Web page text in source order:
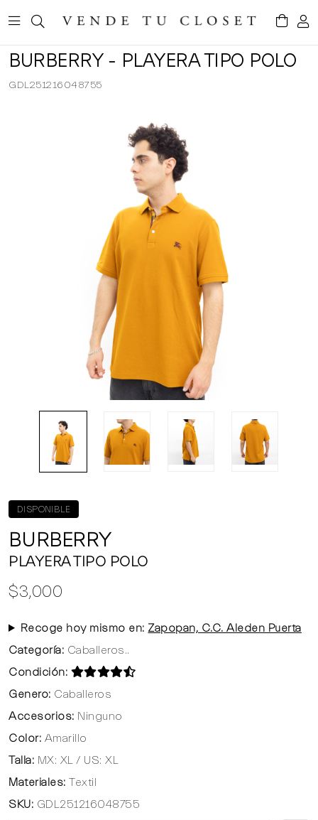
BURBERRY - PLAYERA TIPO POLO
GDL251216048755
DISPONIBLE
BURBERRY
PLAYERA TIPO POLO
$3,000
Recoge hoy mismo en: Zapopan, C.C. Aleden Puerta
Categoría: Caballeros..
Condición:
Genero: Caballeros
Accesorios: Ninguno
Color: Amarillo
Talla: MX: XL / US: XL
Materiales: Textil
SKU: GDL251216048755